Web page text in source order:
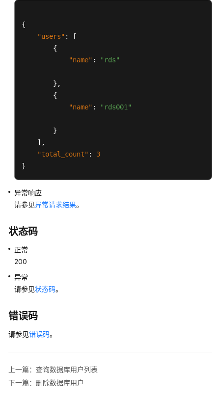
用
户
指
（巴
黎
参
（巴
黎
区
用
指
{
"users" :
[
{
"name" : "rds"
} ,
{
"name" : "rds001"
}
] ,
"total_count" :
3
}
异常响应
请参见异常请求结果。
状态码
正常
200
异常
请参见状态码。
错误码
请参见错误码。
上一篇：查询数据库用户列表
下一篇：删除数据库用户